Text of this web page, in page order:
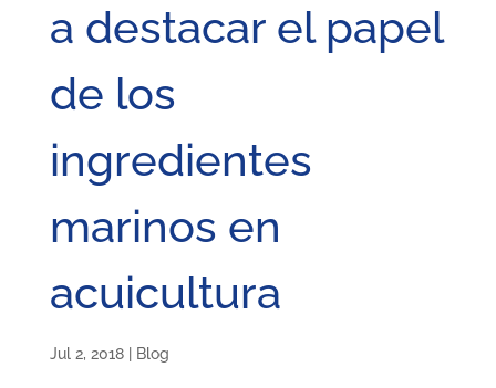
a destacar el papel
de los
ingredientes
marinos en
acuicultura
Jul 2, 2018| Blog